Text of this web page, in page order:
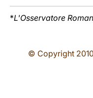
*L'Osservatore
© Copyright